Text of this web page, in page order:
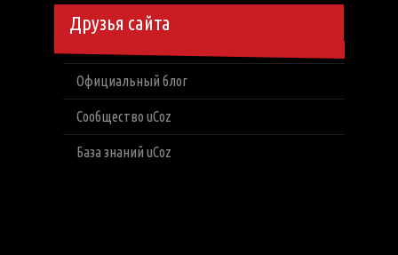
Друзья сайта
Официальный блог
Сообщество uCoz
База знаний uCoz